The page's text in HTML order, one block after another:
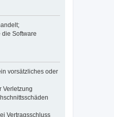
Software
vorsätzliches oder
Verletzung
Vertragsschluss